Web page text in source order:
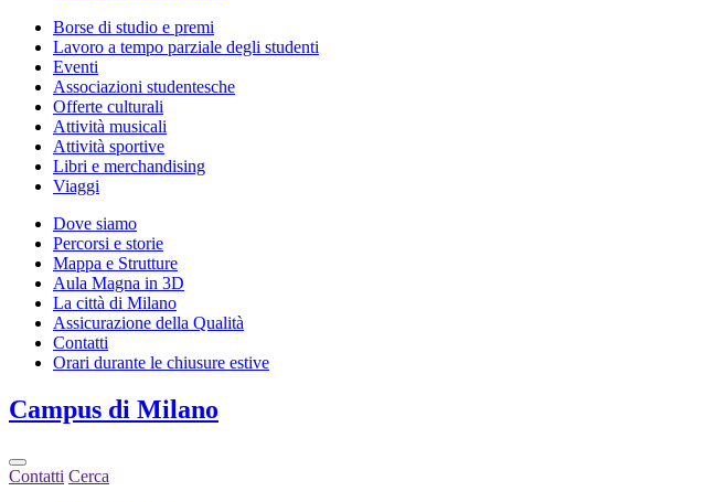
Borse di studio e premi
Lavoro a tempo parziale degli studenti
Eventi
Associazioni studentesche
Offerte culturali
Attività musicali
Attività sportive
Libri e merchandising
Viaggi
Dove siamo
Percorsi e storie
Mappa e Strutture
Aula Magna in 3D
La città di Milano
Assicurazione della Qualità
Contatti
Orari durante le chiusure estive
Campus di Milano
Contatti Cerca